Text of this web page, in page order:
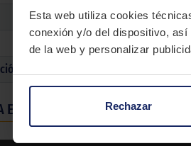
Esta web utiliza cookies
conexión y/o del dispositivo,
de la web y personalizar
Rechazar
NEUMÁTICO CONTINENTAL